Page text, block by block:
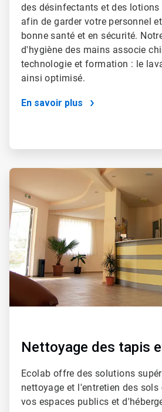
des désinfectants et des
afin de garder votre personnel
bonne santé et en sécurité.
d'hygiène des mains associe
technologie et formation : le
ainsi optimisé.
En savoir plus
ArticleTile
4
Nettoyage des tapis
Ecolab offre des solutions
nettoyage et l'entretien des
vos espaces publics et